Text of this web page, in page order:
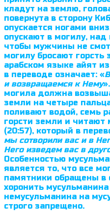
кладут на землю,
повернута в сторону
опускается ногами
опускают в могилу,
чтобы мужчины не
могилу бросают горсть
арабском языке айят
в переводе означает: «
и возвращаемся к Нему
могила должна
земли на четыре
поливают водой, семь
горсти земли и читают
(20:57), который в
мы сотворили вас и в
Него изведем вас в
Особенностью
является то, что все
памятники обращены в
хоронить
немусульманина на
строго запрещено.